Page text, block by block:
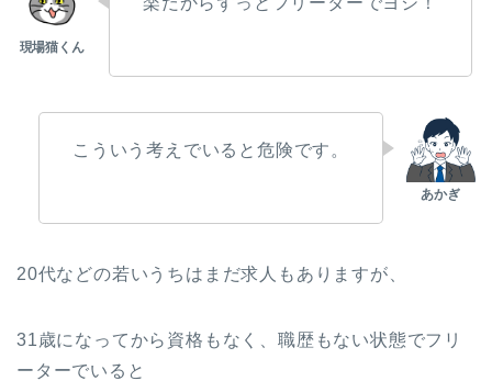
こういう考えでいると危険です。
20代などの若いうちはまだ求人もありますが、
31歳になってから資格もなく、職歴もない状態でフリ
ーターでいると